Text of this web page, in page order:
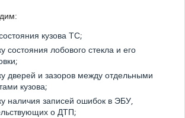
кузова ТС;
состояния лобового стекла и его
дверей и зазоров между отдельными
кузова;
наличия записей ошибок в ЭБУ,
о ДТП;